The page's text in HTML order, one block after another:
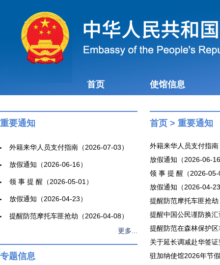
首页 使馆信息
重要通知
外籍来华人员支付指南（2026-07-03）
放假通知（2026-06-16）
领 事 提 醒（2026-05-01）
放假通知（2026-04-23）
提醒防范摩托车匪抢劫（2026-04-08）
更多...
专题信息
首页 > 重要通知
外籍来华人员支付指
放假通知（2026-06-
领 事 提 醒（2026-05-
放假通知（2026-04-
提醒防范摩托车匪抢
提醒中国公民谨防换
提醒防范在森林保护
关于延长调减赴华签
驻加纳使馆2026年节